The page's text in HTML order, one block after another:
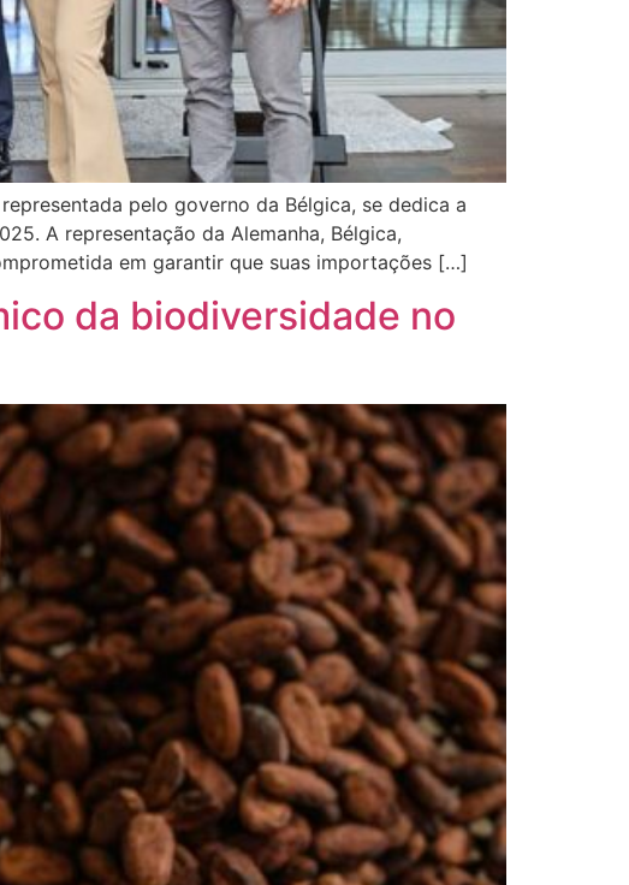
pelo governo da Bélgica, se dedica a
A representação da Alemanha, Bélgica,
em garantir que suas importações […]
da biodiversidade no